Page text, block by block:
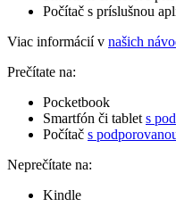
Počítač s príslušnou
Viac informácií v našich
Prečítate na:
Pocketbook
Smartfón či tablet s
Počítač s
Neprečítate na:
Kindle